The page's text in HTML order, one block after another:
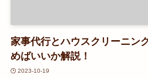
家事代行とハウスクリーニン
めばいいか解説！
2023-10-19